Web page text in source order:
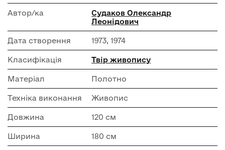
Автор/ка
Судаков Олександр
Леонідович
Дата створення 1973, 1974
Класифікація Твір живопису
Матеріал Полотно
Техніка виконання Живопис
Довжина 120 см
Ширина 180 см